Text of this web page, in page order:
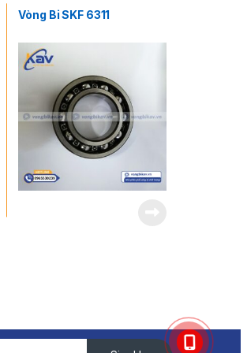
Vòng Bi SKF 6311